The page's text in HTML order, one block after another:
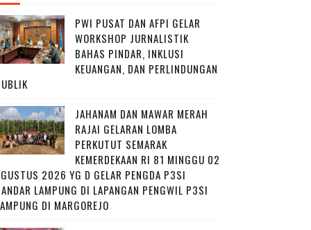
PWI PUSAT DAN AFPI GELAR
WORKSHOP JURNALISTIK
BAHAS PINDAR, INKLUSI
KEUANGAN, DAN PERLINDUNGAN
JAHANAM DAN MAWAR MERAH
RAJAI GELARAN LOMBA
PERKUTUT SEMARAK
KEMERDEKAAN RI 81 MINGGU 02
2026 YG D GELAR PENGDA P3SI
LAMPUNG DI LAPANGAN PENGWIL P3SI
DI MARGOREJO